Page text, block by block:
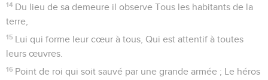
14 Du lieu de sa demeure il observe Tous les habitants de la
terre,
15 Lui qui forme leur cœur à tous, Qui est attentif à toutes
leurs œuvres.
16 Point de roi qui soit sauvé par une grande armée ; Le héros